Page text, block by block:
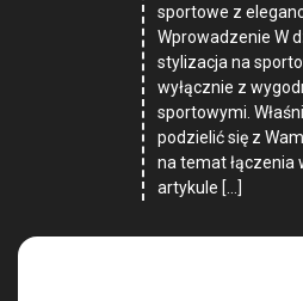
sportowe z
Wprowadzenie W
stylizacja na
wyłącznie z
sportowymi.
podzielić się z
na temat łączenia
artykule […]